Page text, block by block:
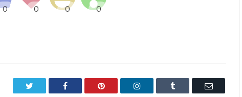
Facebook Pinterest LinkedIn Tumblr Email